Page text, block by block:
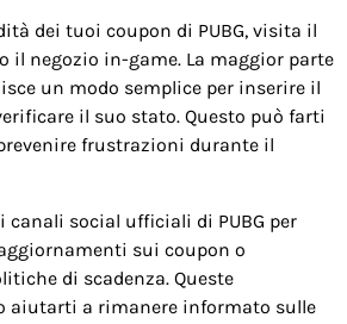
dei tuoi coupon di PUBG, visita il
il negozio in-game. La maggior parte
un modo semplice per inserire il
il suo stato. Questo può farti
frustrazioni durante il
canali social ufficiali di PUBG per
sui coupon o
di scadenza. Queste
aiutarti a rimanere informato sulle